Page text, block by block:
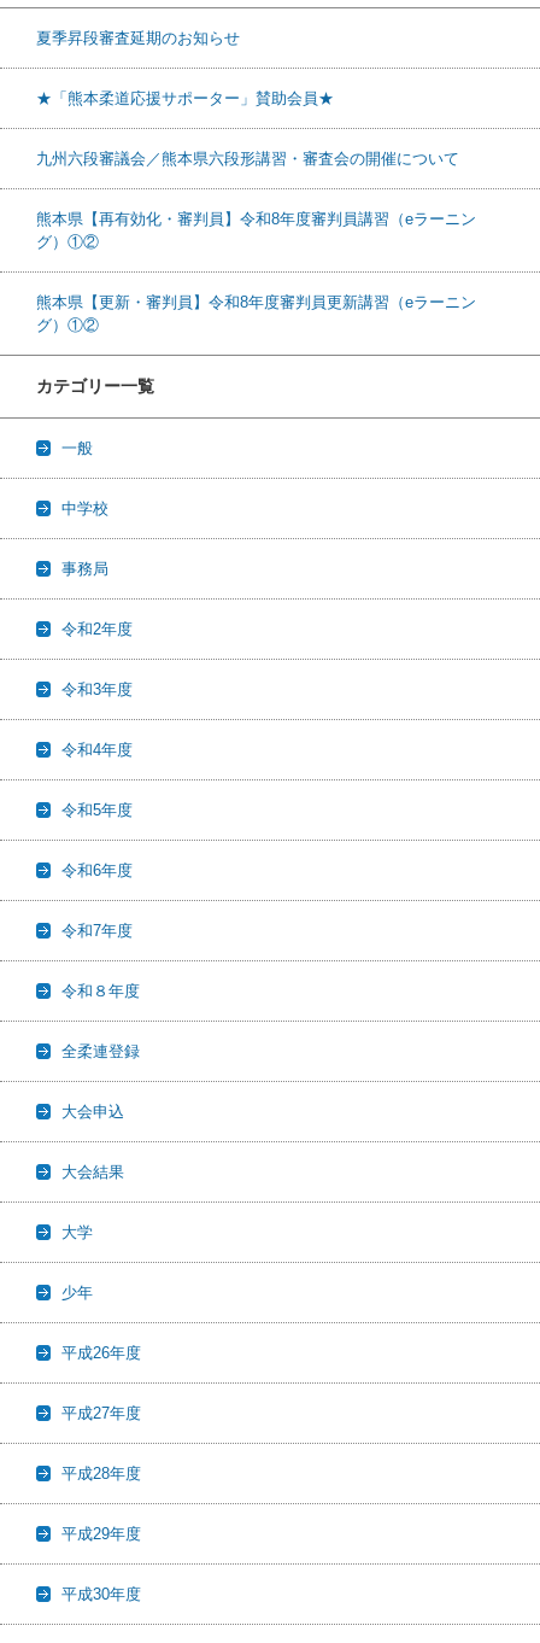
夏季昇段審査延期のお知らせ
★「熊本柔道応援サポーター」賛助会員★
九州六段審議会／熊本県六段形講習・審査会の開催について
熊本県【再有効化・審判員】令和8年度審判員講習（eラーニン
グ）①②
熊本県【更新・審判員】令和8年度審判員更新講習（eラーニン
グ）①②
カテゴリー一覧
一般
中学校
事務局
令和2年度
令和3年度
令和4年度
令和5年度
令和6年度
令和7年度
令和８年度
全柔連登録
大会申込
大会結果
大学
少年
平成26年度
平成27年度
平成28年度
平成29年度
平成30年度